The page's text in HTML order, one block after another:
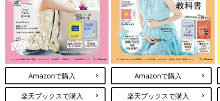
Amazonで購入
楽天ブックスで購入
Amazonで購入
楽天ブックスで購入